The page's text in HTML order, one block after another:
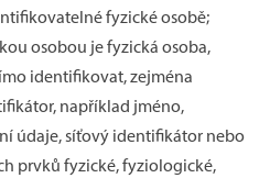
fyzické osobě;
osobou je fyzická osoba,
identifikovat, zejména
například jméno,
údaje, síťový identifikátor nebo
prvků fyzické, fyziologické,